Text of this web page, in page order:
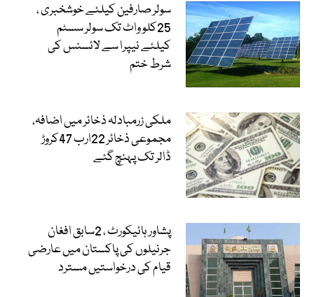
سولر صارفین کیلئے خوشخبری ،
25کلو واٹ تک سولر سسٹم
کیلئے نیپرا سے لائسنس کی
شرط ختم
ملکی زرمبادلہ ذخائر میں اضافہ،
مجموعی ذخائر 22ارب 47کروڑ
ڈالر تک پہنچ گئے
پشاور ہائیکورٹ ، 2سابق افغان
جرنیلوں کی پاکستان میں عارضی
قیام کی درخواستیں مسترد